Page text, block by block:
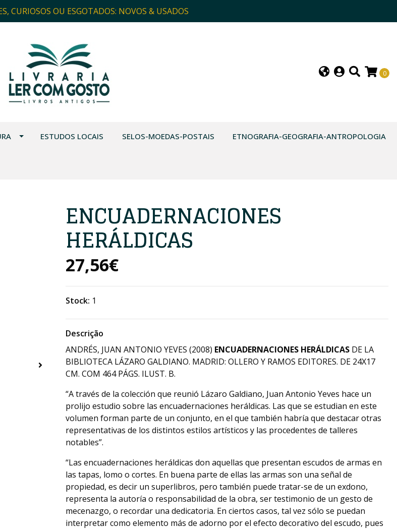
CURIOSOS OU ESGOTADOS: NOVOS & USADOS
0
ESTUDOS LOCAIS SELOS-MOEDAS-POSTAIS ETNOGRAFIA-GEOGRAFIA-ANTROPOLOGIA
ENCUADERNACIONES
HERÁLDICAS
27,56€
Stock: 1
Descrição
ANDRÉS, JUAN ANTONIO YEVES (2008) ENCUADERNACIONES HERÁLDICAS DE LA
BIBLIOTECA LÁZARO GALDIANO. MADRID: OLLERO Y RAMOS EDITORES. DE 24X17
CM. COM 464 PÁGS. ILUST. B.
“A través de la colección que reunió Lázaro Galdiano, Juan Antonio Yeves hace un
prolijo estudio sobre las encuadernaciones heráldicas. Las que se estudian en este
volumen forman parte de un conjunto, en el que también habría que destacar otras
representativas de los distintos estilos artísticos y las procedentes de talleres
notables”.
“Las encuadernaciones heráldicas don aquellas que presentan escudos de armas en
las tapas, lomo o cortes. En buena parte de ellas las armas son una señal de
propiedad, es decir un superlibros, pero también puede tratar-se de un exdono,
representa la autoría o responsabilidad de la obra, ser testimonio de un gesto de
mecenazgo, o recordar una dedicatoria. En ciertos casos, tal vez sólo se puedan
interpretar como elemento más de adorno por el efecto decorativo del escudo, pues